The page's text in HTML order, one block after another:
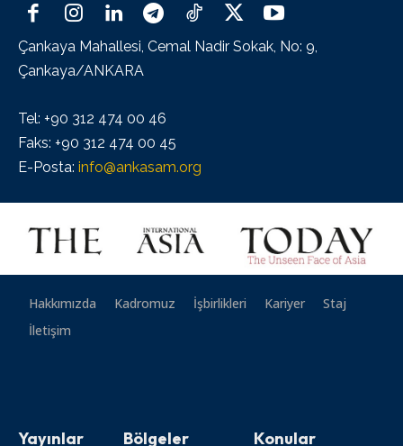
Çankaya Mahallesi, Cemal Nadir Sokak, No: 9,
Çankaya/ANKARA
Tel: +90 312 474 00 46
Faks: +90 312 474 00 45
E-Posta: info@ankasam.org
Hakkımızda Kadromuz İşbirlikleri Kariyer
Staj
İletişim
Yayınlar Bölgeler Konular